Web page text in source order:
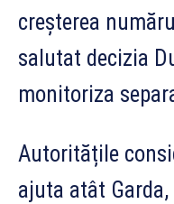
creșterea
salutat decizia
monitoriza
Autoritățile
ajuta atât